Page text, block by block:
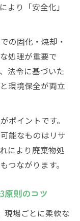
より「安全化」
の固化・焼却・
処理が重要で
法令に基づいた
環境保全が両立
ポイントです。
能なものはリサ
により廃棄物処
つながります。
原則のコツ
現場ごとに柔軟な